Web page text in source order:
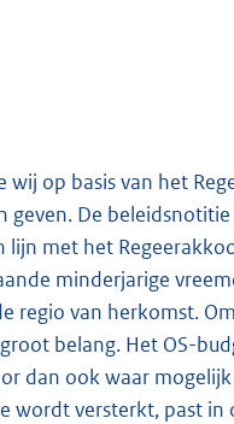
op basis van het
De
met het
minderjarige
regio van herkomst.
belang. Het OS-
dan ook waar
wordt versterkt, past in